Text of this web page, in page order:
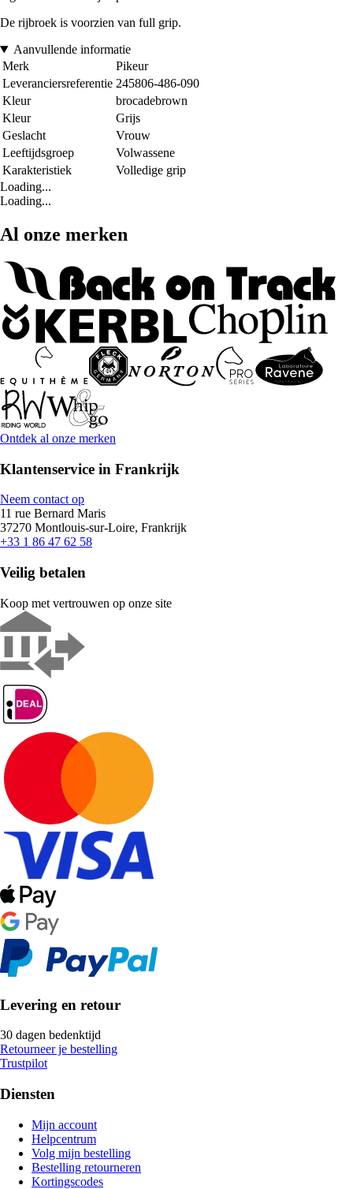
De rijbroek is voorzien van full grip.
Aanvullende informatie
Merk
Pikeur
Leveranciersreferentie 245806-486-090
Kleur
brocadebrown
Kleur
Grijs
Geslacht
Vrouw
Leeftijdsgroep
Volwassene
Karakteristiek
Volledige grip
Loading...
Loading...
Al onze merken
Ontdek al onze merken
Klantenservice in Frankrijk
Neem contact op
11 rue Bernard Maris
37270 Montlouis-sur-Loire, Frankrijk
+33 1 86 47 62 58
Veilig betalen
Koop met vertrouwen op onze site
Levering en retour
30 dagen bedenktijd
Retourneer je bestelling
Trustpilot
Diensten
Mijn account
Helpcentrum
Volg mijn bestelling
Bestelling retourneren
Kortingscodes